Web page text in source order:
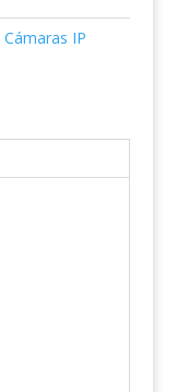
Cámaras IP